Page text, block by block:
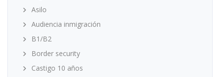
Asilo
Audiencia inmigración
B1/B2
Border security
Castigo 10 años